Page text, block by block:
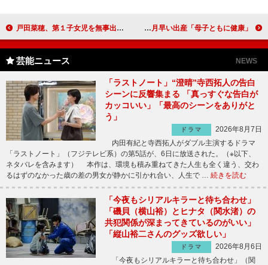
戸田菜穂、第１子女児を無事出産 「あらためて、母に感謝」 相田翔子、女児を無事出産 約２カ月早い出産「母子ともに健康」
芸能ニュース NEWS
「ラストノート」“澄晴”寺西拓人の告白
シーンに反響集まる 「真っすぐな告白が
カッコいい」「最高のシーンをありがと
う」
ドラマ
2026年8月7日
内田有紀と寺西拓人がダブル主演するドラマ
「ラストノート」（フジテレビ系）の第5話が、6日に放送された。（※以下、
ネタバレを含みます） 本作は、環境も積み重ねてきた人生も全く違う、交わ
るはずのなかった歳の差の男女が静かに引かれ合い、人生で … 続きを読む
「今夜もシリアルキラーと待ち合わせ」
「磯貝（横山裕）とヒナタ（関水渚）の
共犯関係が深まってきているのがいい」
「縦山裕二さんのグッズ欲しい」
ドラマ
2026年8月6日
「今夜もシリアルキラーと待ち合わせ」（関